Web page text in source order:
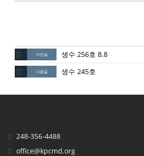
이전글 생수 256호 8.8
다음글 생수 245호
248-356-4488
office@kpcmd.org